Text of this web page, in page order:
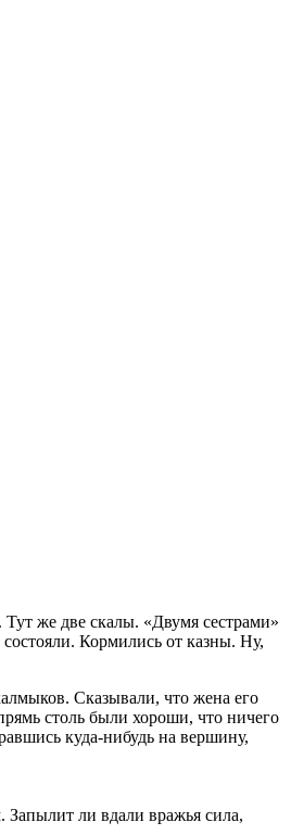
же две скалы. «Двумя сестрами»
Кормились от казны. Ну,
Сказывали, что жена его
столь были хороши, что ничего
куда-нибудь на вершину,
ли вдали вражья сила,